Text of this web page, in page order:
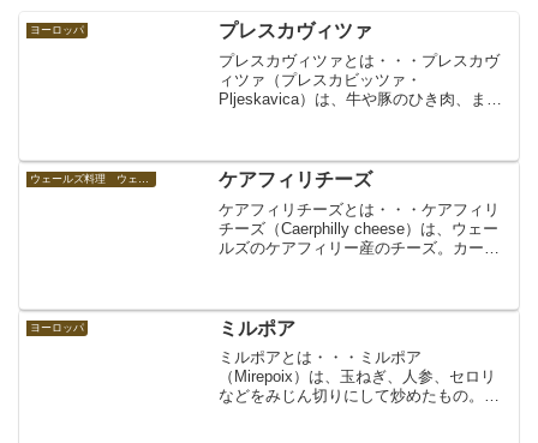
ヨーロッパ プレスカヴィツァ
プレスカヴィツァとは・・・プレスカヴ
ィツァ（プレスカビッツァ・
Pljeskavica）は、牛や豚のひき肉、また
セルビアの郷土料理、セ...
ウェールズ料理 ウェールズの食べ物 ケアフィリチーズ
ケアフィリチーズとは・・・ケアフィリ
チーズ（Caerphilly cheese）は、ウェー
ルズのケアフィリー産のチーズ。カーフ
が特徴...
ヨーロッパ ミルポア
ミルポアとは・・・ミルポア
（Mirepoix）は、玉ねぎ、人参、セロリ
などをみじん切りにして炒めたもの。フ